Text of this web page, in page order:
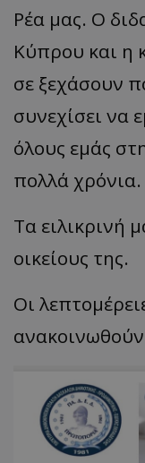
Ρέα μας. Ο
Κύπρου και η
σε ξεχάσουν
συνεχίσει να
όλους εμάς
πολλά χρόνια.
Τα ειλικρινή
οικείους της.
Οι